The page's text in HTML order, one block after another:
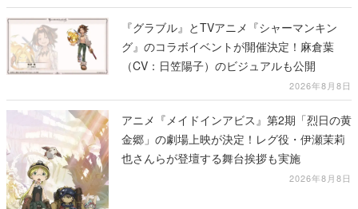
『グラブル』とTVアニメ『シャーマンキン
グ』のコラボイベントが開催決定！麻倉葉
（CV：日笠陽子）のビジュアルも公開
2026年8月8日
アニメ『メイドインアビス』第2期「烈日の黄
金郷」の劇場上映が決定！レグ役・伊瀬茉莉
也さんらが登壇する舞台挨拶も実施
2026年8月8日